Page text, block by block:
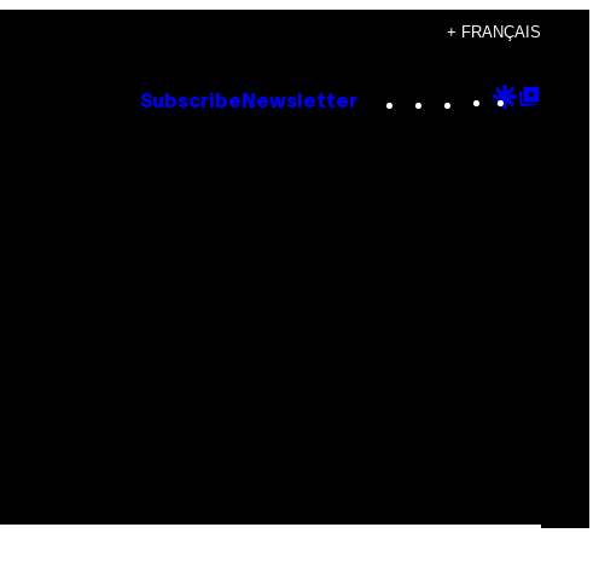
+ FRANÇAIS
Subscribe Newsletter Instagram
TikTok
YouTube
Google